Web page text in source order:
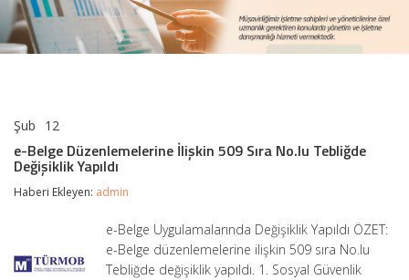
Şub 12
Düzenlemelerine
İlişkin
509
Tebliğde
Değişiklik
Yapıldı
e-Belge Düzenlemelerine İlişkin 509 Sıra No.lu Tebliğde
Değişiklik Yapıldı
Haberi Ekleyen: admin
e-Belge Uygulamalarında Değişiklik Yapıldı ÖZET:
e-Belge düzenlemelerine ilişkin 509 sıra No.lu
Tebliğde değişiklik yapıldı. 1. Sosyal Güvenlik